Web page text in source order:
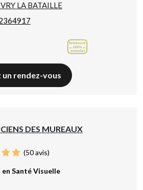
LA BATAILLE
un rendez-vous
DES MUREAUX
(50avis)
Santé Visuelle